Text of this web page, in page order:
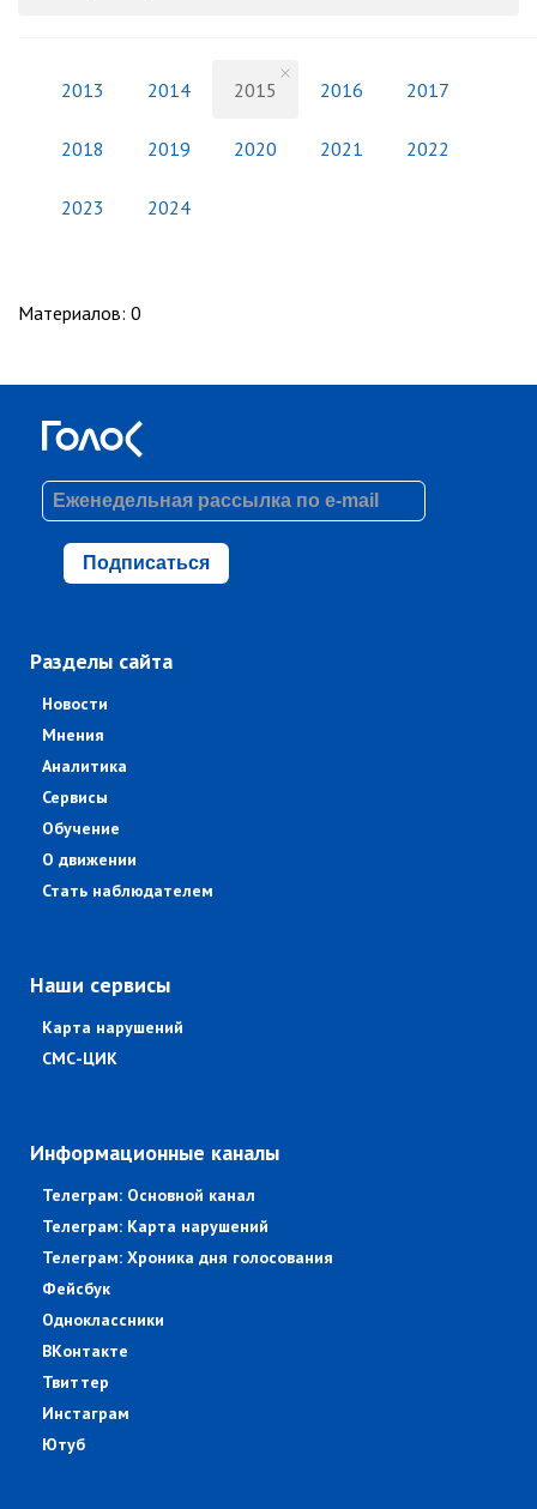
2013 2014 2015 2016 2017
2018 2019 2020 2021 2022
2023 2024
Материалов: 0
Подписаться
Разделы сайта
Новости
Мнения
Аналитика
Сервисы
Обучение
О движении
Стать наблюдателем
Наши сервисы
Карта нарушений
СМС-ЦИК
Информационные каналы
Телеграм: Основной канал
Телеграм: Карта нарушений
Телеграм: Хроника дня голосования
Фейсбук
Одноклассники
ВКонтакте
Твиттер
Инстаграм
Ютуб